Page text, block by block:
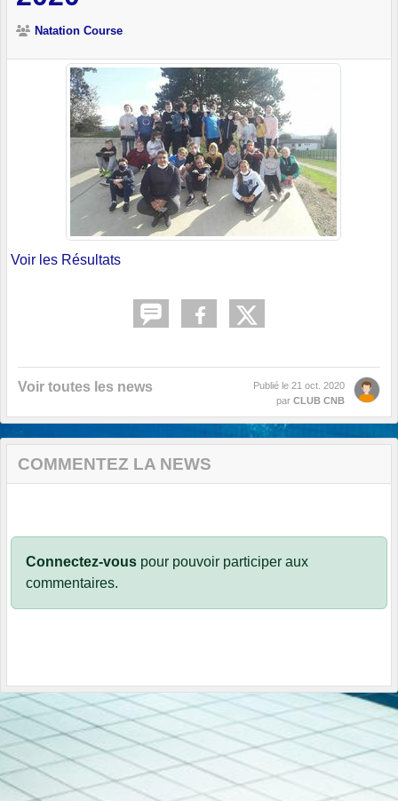
Natation Course
Voir les Résultats
Voir toutes les news Publié le 21 oct. 2020
par CLUB CNB
COMMENTEZ LA NEWS
Connectez-vous pour pouvoir participer aux
commentaires.